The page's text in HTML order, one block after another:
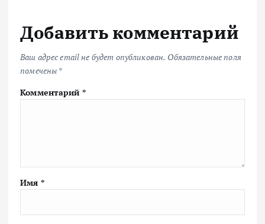
Добавить комментарий
Ваш адрес email не будет опубликован. Обязательные поля
помечены *
Комментарий *
Имя *